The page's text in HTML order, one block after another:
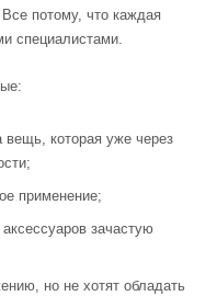
потому, что каждая
специалистами.
вещь, которая уже через
применение;
зачастую
но не хотят обладать